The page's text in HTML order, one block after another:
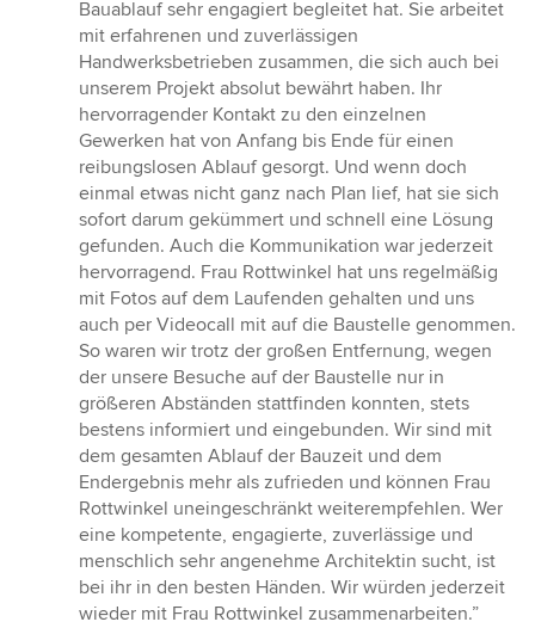
Bauablauf sehr engagiert begleitet hat. Sie arbeitet
mit erfahrenen und zuverlässigen
Handwerksbetrieben zusammen, die sich auch bei
unserem Projekt absolut bewährt haben. Ihr
hervorragender Kontakt zu den einzelnen
Gewerken hat von Anfang bis Ende für einen
reibungslosen Ablauf gesorgt. Und wenn doch
einmal etwas nicht ganz nach Plan lief, hat sie sich
sofort darum gekümmert und schnell eine Lösung
gefunden. Auch die Kommunikation war jederzeit
hervorragend. Frau Rottwinkel hat uns regelmäßig
mit Fotos auf dem Laufenden gehalten und uns
auch per Videocall mit auf die Baustelle genommen.
So waren wir trotz der großen Entfernung, wegen
der unsere Besuche auf der Baustelle nur in
größeren Abständen stattfinden konnten, stets
bestens informiert und eingebunden. Wir sind mit
dem gesamten Ablauf der Bauzeit und dem
Endergebnis mehr als zufrieden und können Frau
Rottwinkel uneingeschränkt weiterempfehlen. Wer
eine kompetente, engagierte, zuverlässige und
menschlich sehr angenehme Architektin sucht, ist
bei ihr in den besten Händen. Wir würden jederzeit
wieder mit Frau Rottwinkel zusammenarbeiten.”